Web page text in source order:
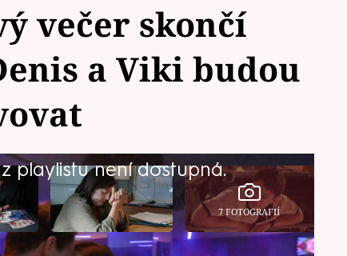
večer skončí
a Viki budou
playlistu není dostupná.
7 FOTOGRAFIÍ